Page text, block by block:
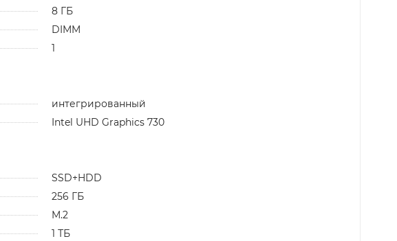
8 ГБ
DIMM
1
интегрированный
Intel UHD Graphics 730
SSD+HDD
256 ГБ
M.2
1 ТБ